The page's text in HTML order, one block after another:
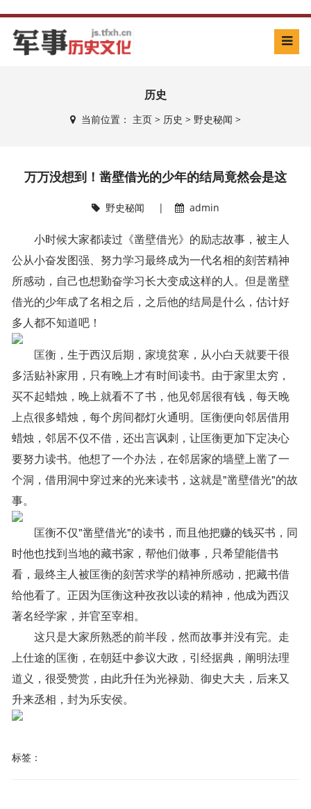
历史
当前位置： 主页> 历史 > 野史秘闻 >
万万没想到！凿壁借光的少年的结局竟然会是这
野史秘闻 | admin
小时候大家都读过《凿壁借光》的励志故事，被主人
公从小奋发图强、努力学习最终成为一代名相的刻苦精神
所感动，自己也想勤奋学习长大变成这样的人。但是凿壁
借光的少年成了名相之后，之后他的结局是什么，估计好
多人都不知道吧！
匡衡，生于西汉后期，家境贫寒，从小白天就要干很
多活贴补家用，只有晚上才有时间读书。由于家里太穷，
买不起蜡烛，晚上就看不了书，他见邻居很有钱，每天晚
上点很多蜡烛，每个房间都灯火通明。匡衡便向邻居借用
蜡烛，邻居不仅不借，还出言讽刺，让匡衡更加下定决心
要努力读书。他想了一个办法，在邻居家的墙壁上凿了一
个洞，借用洞中穿过来的光来读书，这就是"凿壁借光"的故
事。
匡衡不仅"凿壁借光"的读书，而且他把赚的钱买书，同
时他也找到当地的藏书家，帮他们做事，只希望能借书
看，最终主人被匡衡的刻苦求学的精神所感动，把藏书借
给他看了。正因为匡衡这种孜孜以读的精神，他成为西汉
著名经学家，并官至宰相。
这只是大家所熟悉的前半段，然而故事并没有完。走
上仕途的匡衡，在朝廷中参议大政，引经据典，阐明法理
道义，很受赞赏，由此升任为光禄勋、御史大夫，后来又
升来丞相，封为乐安侯。
标签：